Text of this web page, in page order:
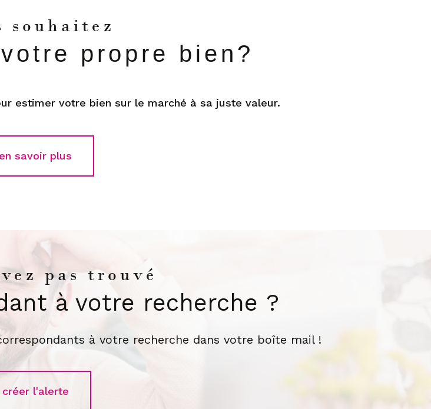
souhaitez
propre bien?
estimer votre bien sur le marché à sa juste valeur.
en savoir plus
pas trouvé
à votre recherche ?
à votre recherche dans votre boîte mail !
créer l'alerte